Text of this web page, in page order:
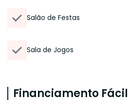
Salão de Festas
Sala de Jogos
Financiamento Fácil